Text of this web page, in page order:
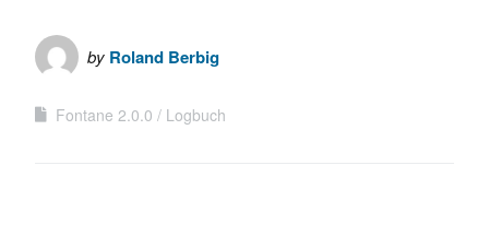
by Roland Berbig
Fontane 2.0.0 Logbuch